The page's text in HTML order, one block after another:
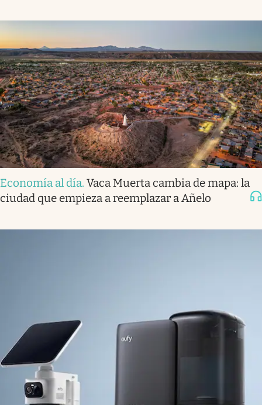
Economía al día. Vaca Muerta cambia de mapa: la
ciudad que empieza a reemplazar a Añelo